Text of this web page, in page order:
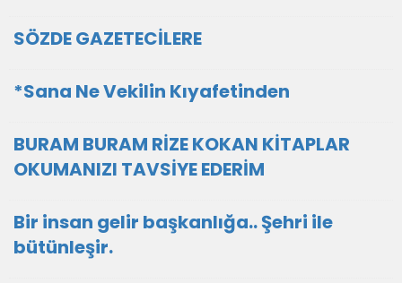
SÖZDE GAZETECİLERE
*Sana Ne Vekilin Kıyafetinden
BURAM BURAM RİZE KOKAN KİTAPLAR
OKUMANIZI TAVSİYE EDERİM
Bir insan gelir başkanlığa.. Şehri ile
bütünleşir.